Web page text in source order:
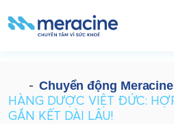
content
- Chuyển động Meracine
HÀNG DƯỢC VIỆT ĐỨC:
GẮN KẾT DÀI LÂU!